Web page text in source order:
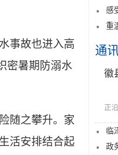
事故也进入高
密暑期防溺水
随之攀升。家
活安排结合起
感
重
通
徽
正
临
政